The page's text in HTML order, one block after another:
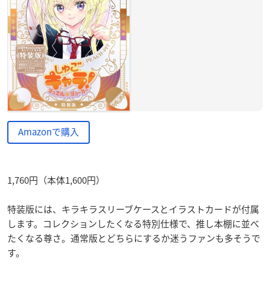
Amazonで購入
1,760円（本体1,600円）
特装版には、キラキラスリーブケースとイラストカードが付属
します。コレクションしたくなる特別仕様で、推し本棚に並べ
たくなる尊さ。通常版とどちらにするか迷うファンも多そうで
す。